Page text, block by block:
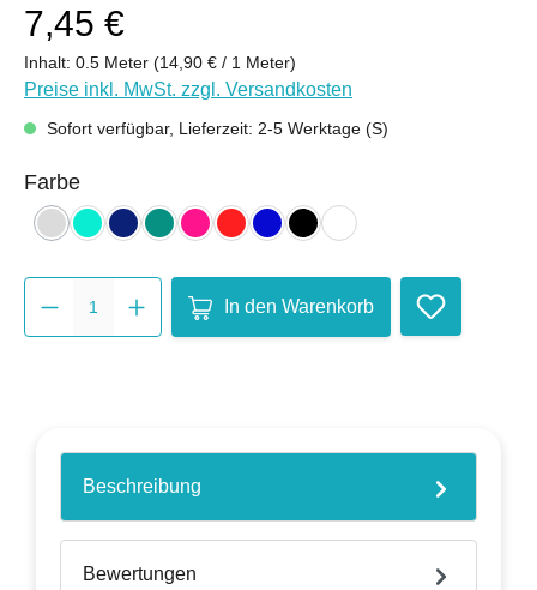
7,45 €
Inhalt: 0.5 Meter (14,90 € / 1 Meter)
Preise inkl. MwSt. zzgl. Versandkosten
Sofort verfügbar, Lieferzeit: 2-5 Werktage (S)
Farbeauswählen
hellgrau
(Diese Option ist zurzeit nicht verfügbar.)
mintnachtblau
petrolpinkrot royalblau
schwarz
weiß
Produkt Anzahl: Gib den
In den Warenkorb
Beschreibung
Bewertungen